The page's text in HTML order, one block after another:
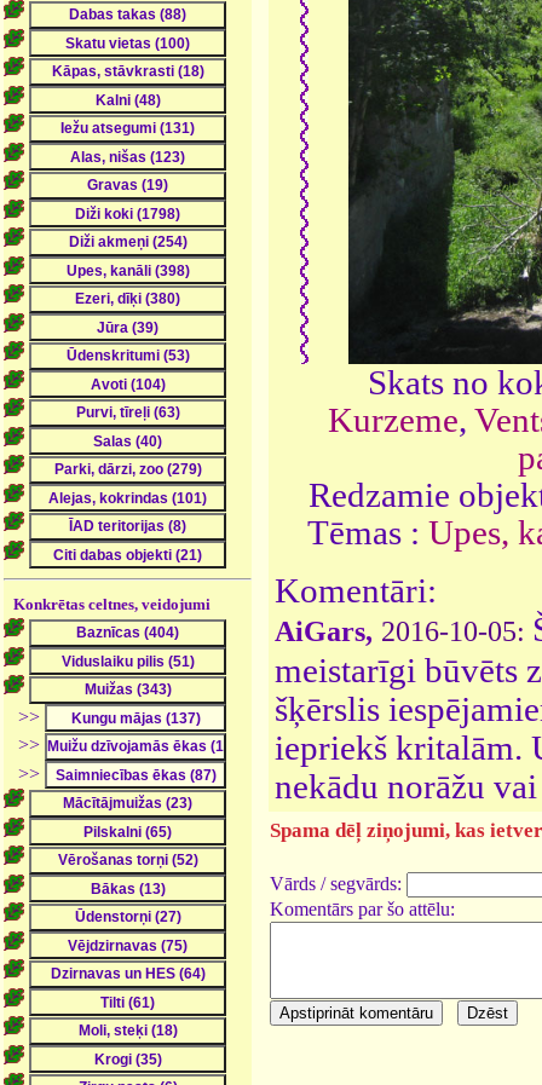
Konkrētas celtnes, veidojumi
>>
>>
>>
Skats no
Kurzeme,
Redzamie
Tēmas : Upes,
Komentāri:
AiGars, 2016-10-05:
meistarīgi būvēts
šķērslis
iepriekš kritalām.
nekādu norāžu
Spama dēļ ziņojumi, kas
Vārds / segvārds:
Komentārs par šo attēlu: